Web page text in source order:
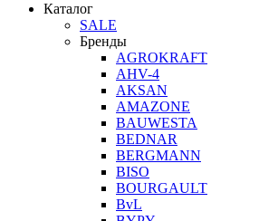
Каталог
SALE
Бренды
AGROKRAFT
AHV-4
AKSAN
AMAZONE
BAUWESTA
BEDNAR
BERGMANN
BISO
BOURGAULT
BvL